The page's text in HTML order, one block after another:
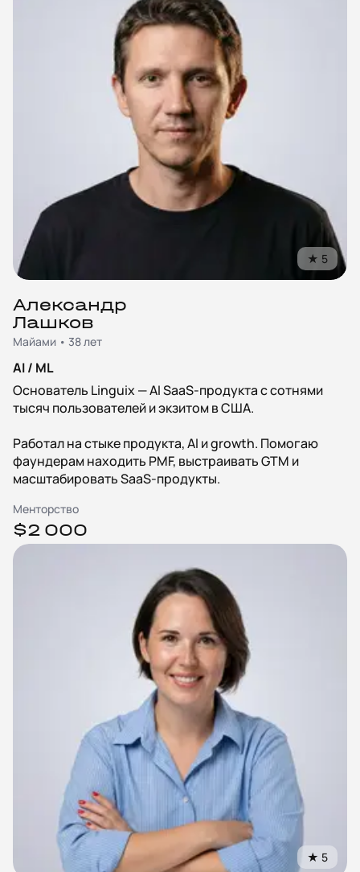
★ 5
Александр
Лашков
Майами • 38 лет
AI / ML
Основатель Linguix — AI SaaS-продукта с сотнями
тысяч пользователей и экзитом в США.
Работал на стыке продукта, AI и growth. Помогаю
фаундерам находить PMF, выстраивать GTM и
масштабировать SaaS-продукты.
Менторство
$2 000
★ 5